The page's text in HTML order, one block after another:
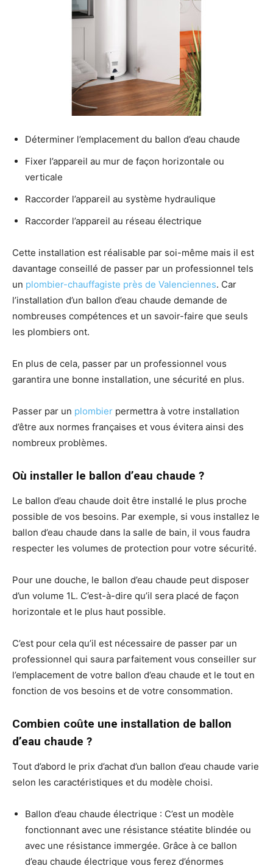
Déterminer l’emplacement du ballon d’eau chaude
Fixer l’appareil au mur de façon horizontale ou
verticale
Raccorder l’appareil au système hydraulique
Raccorder l’appareil au réseau électrique
Cette installation est réalisable par soi-même mais il est
davantage conseillé de passer par un professionnel tels
un plombier-chauffagiste près de Valenciennes. Car
l’installation d’un ballon d’eau chaude demande de
nombreuses compétences et un savoir-faire que seuls
les plombiers ont.
En plus de cela, passer par un professionnel vous
garantira une bonne installation, une sécurité en plus.
Passer par un plombier permettra à votre installation
d’être aux normes françaises et vous évitera ainsi des
nombreux problèmes.
Où installer le ballon d’eau chaude ?
Le ballon d’eau chaude doit être installé le plus proche
possible de vos besoins. Par exemple, si vous installez le
ballon d’eau chaude dans la salle de bain, il vous faudra
respecter les volumes de protection pour votre sécurité.
Pour une douche, le ballon d’eau chaude peut disposer
d’un volume 1L. C’est-à-dire qu’il sera placé de façon
horizontale et le plus haut possible.
C’est pour cela qu’il est nécessaire de passer par un
professionnel qui saura parfaitement vous conseiller sur
l’emplacement de votre ballon d’eau chaude et le tout en
fonction de vos besoins et de votre consommation.
Combien coûte une installation de ballon
d’eau chaude ?
Tout d’abord le prix d’achat d’un ballon d’eau chaude varie
selon les caractéristiques et du modèle choisi.
Ballon d’eau chaude électrique : C’est un modèle
fonctionnant avec une résistance stéatite blindée ou
avec une résistance immergée. Grâce à ce ballon
d’eau chaude électrique vous ferez d’énormes